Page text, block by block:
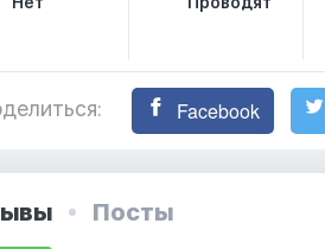
Facebook
Посты